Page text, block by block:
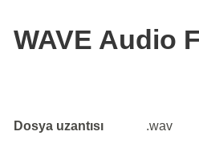
WAVE Audio
Dosya uzantısı .wav